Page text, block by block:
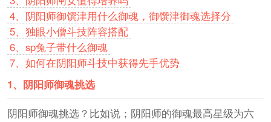
4、 阴阳师御馔津用什么御魂，御馔津御魂选择分
5、 独眼小僧斗技阵容搭配
6、 sp兔子带什么御魂
7、 如何在阴阳师斗技中获得先手优势
1、 阴阳师御魂挑选
阴阳师御魂挑选？比如说；阴阳师的御魂最高星级为六